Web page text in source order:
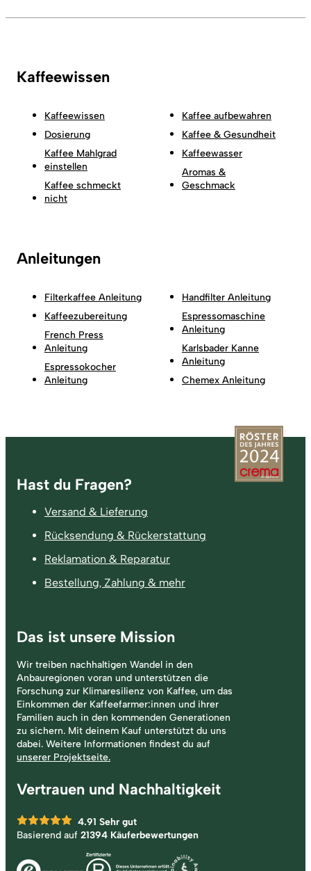
Kaffeewissen
Kaffeewissen
Dosierung
Kaffee Mahlgrad
einstellen
Kaffee schmeckt
nicht
Kaffee aufbewahren
Kaffee & Gesundheit
Kaffeewasser
Aromas &
Geschmack
Anleitungen
Filterkaffee Anleitung
Kaffeezubereitung
French Press
Anleitung
Espressokocher
Anleitung
Handfilter Anleitung
Espressomaschine
Anleitung
Karlsbader Kanne
Anleitung
Chemex Anleitung
Fußzeile
Hast du Fragen?
Versand & Lieferung
Rücksendung & Rückerstattung
Reklamation & Reparatur
Bestellung, Zahlung & mehr
Das ist unsere Mission
Wir treiben nachhaltigen Wandel in den
Anbauregionen voran und unterstützen die
Forschung zur Klimaresilienz von Kaffee, um das
Einkommen der Kaffeefarmer:innen und ihrer
Familien auch in den kommenden Generationen
zu sichern. Mit deinem Kauf unterstützt du uns
dabei. Weitere Informationen findest du auf
unserer Projektseite.
Vertrauen und Nachhaltigkeit
4.91 Sehr gut
Basierend auf 21394 Käuferbewertungen